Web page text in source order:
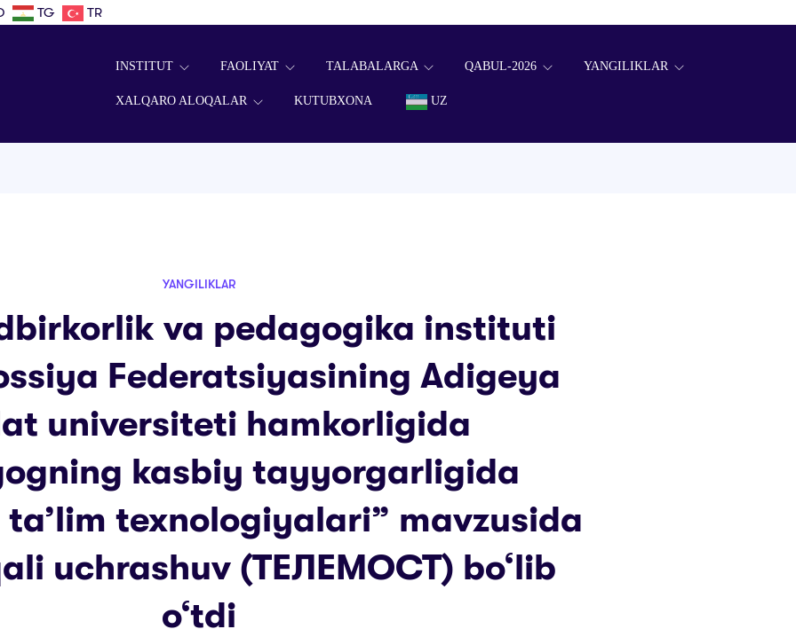
TG TR
INSTITUT FAOLIYAT TALABALARGA QABUL-2026 YANGILIKLAR
XALQARO ALOQALAR KUTUBXONA UZ
YANGILIKLAR
va pedagogika instituti
Federatsiyasining Adigeya
universiteti hamkorligida
kasbiy tayyorgarligida
texnologiyalari” mavzusida
uchrashuv (ТЕЛЕМОСТ) bo‘lib
o‘tdi